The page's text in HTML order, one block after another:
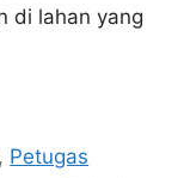
di lahan yang
, Petugas